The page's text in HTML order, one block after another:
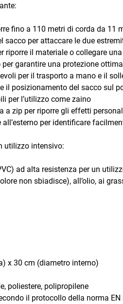
fino a 110 metri di corda da 11
sacco per attaccare le due
riporre il materiale o collegare
garantire una protezione
per il trasporto a mano e il
il posizionamento del sacco sul
per l’utilizzo come zaino
a zip per riporre gli effetti
per identificare
utilizzo intensivo:
ad alta resistenza per un
non sbiadisce), all’olio, ai
x 30 cm (diametro interno)
poliestere, polipropilene
il protocollo della norma EN